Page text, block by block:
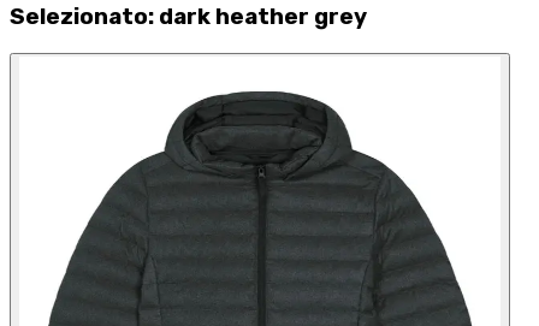
Selezionato: dark heather grey